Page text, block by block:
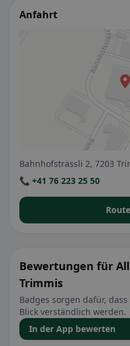
Anfahrt
Bahnhofsträssli 2, 7203
📞 +41 76 223 25 50
Bewertungen für
Trimmis
Badges sorgen dafür,
Blick verständlich werden.
In der App bewerten